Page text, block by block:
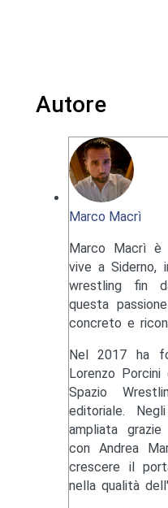
Autore
Marco Macrì
Marco Macrì è
vive a Siderno,
wrestling fin
questa
concreto e
Nel 2017 ha
Lorenzo Porcini
Spazio
editoriale.
ampliata
con Andrea
crescere il
nella qualità